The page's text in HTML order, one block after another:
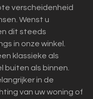
verscheidenheid
Wenst u
dit steeds
in onze winkel.
klassieke als
buiten als binnen.
in de
van uw woning of